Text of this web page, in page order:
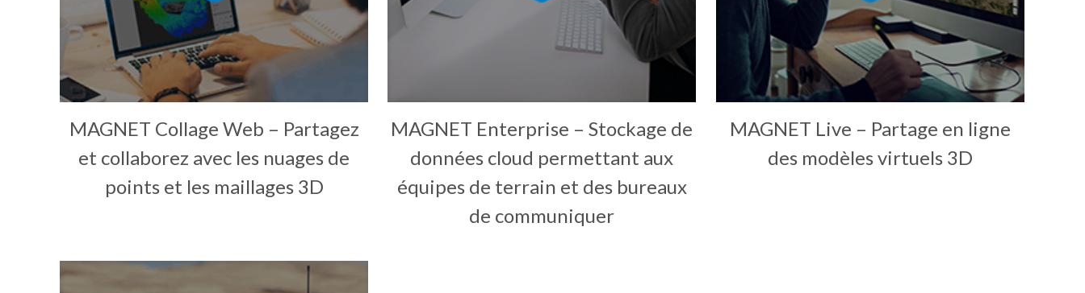
MAGNET Collage Web – Partagez
et collaborez avec les nuages de
points et les maillages 3D
MAGNET Enterprise – Stockage de
données cloud permettant aux
équipes de terrain et des bureaux
de communiquer
MAGNET Live – Partage en ligne
des modèles virtuels 3D